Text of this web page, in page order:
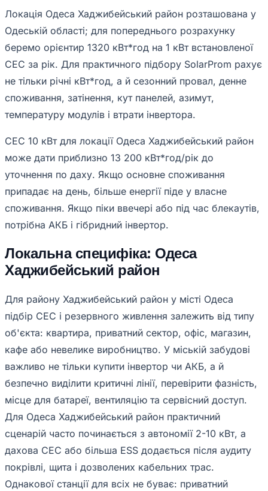
Локація Одеса Хаджибейський район розташована у
Одеській області; для попереднього розрахунку
беремо орієнтир 1320 кВт*год на 1 кВт встановленої
СЕС за рік. Для практичного підбору SolarProm рахує
не тільки річні кВт*год, а й сезонний провал, денне
споживання, затінення, кут панелей, азимут,
температуру модулів і втрати інвертора.
СЕС 10 кВт для локації Одеса Хаджибейський район
може дати приблизно 13 200 кВт*год/рік до
уточнення по даху. Якщо основне споживання
припадає на день, більше енергії піде у власне
споживання. Якщо піки ввечері або під час блекаутів,
потрібна АКБ і гібридний інвертор.
Локальна специфіка: Одеса
Хаджибейський район
Для району Хаджибейський район у місті Одеса
підбір СЕС і резервного живлення залежить від типу
об'єкта: квартира, приватний сектор, офіс, магазин,
кафе або невелике виробництво. У міській забудові
важливо не тільки купити інвертор чи АКБ, а й
безпечно виділити критичні лінії, перевірити фазність,
місце для батареї, вентиляцію та сервісний доступ.
Для Одеса Хаджибейський район практичний
сценарій часто починається з автономії 2-10 кВт, а
дахова СЕС або більша ESS додається після аудиту
покрівлі, щита і дозволених кабельних трас.
Однакової станції для всіх не буває: приватний